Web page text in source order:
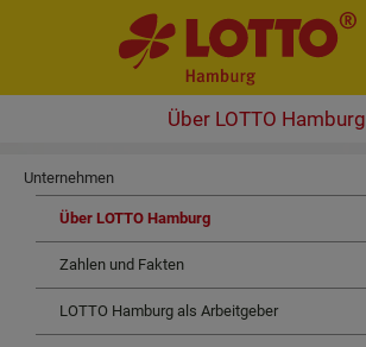
Über LOTTO Hamburg
Unternehmen
Über LOTTO Hamburg
Zahlen und Fakten
LOTTO Hamburg als Arbeitgeber